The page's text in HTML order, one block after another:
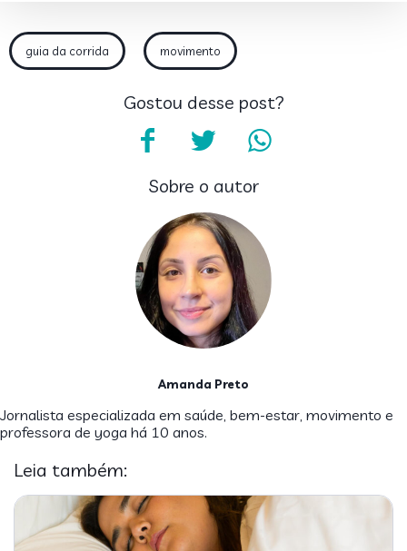
guia da corrida movimento
Gostou desse post?
Sobre o autor
Amanda Preto
Jornalista especializada em saúde, bem-estar, movimento e
professora de yoga há 10 anos.
Leia também: